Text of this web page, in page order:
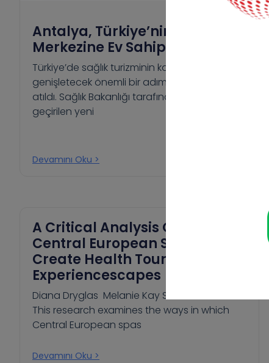
Antalya, Türkiye’nin İlk Esenlik
Merkezine Ev Sahipliği Yapıyor
Türkiye’de sağlık turizminin kapsamını
genişletecek önemli bir adım Antalya’da
atıldı. Sağlık Bakanlığı tarafından hayata
geçirilen yeni
Devamını Oku >
A Critical Analysis Of How
Central European Spas
Create Health Tourism
Experiencescapes
Diana Dryglas Melanie Kay Smith ABSTRACT
This research examines the ways in which
Central European spas
Devamını Oku >